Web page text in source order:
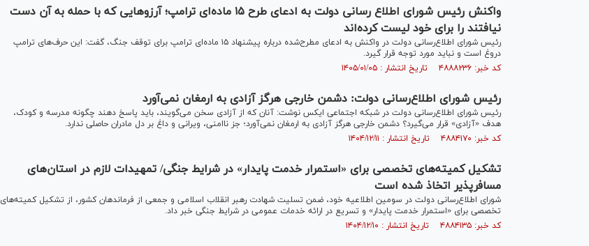
واکنش رئیس شورای اطلاع رسانی دولت به ادعای طرح ۱۵ ماده‌ای ترامپ؛ آرزو‌هایی که با حمله به آن دست
نیافتند را برای خود لیست کرده‌اند
رئیس شورای اطلاع‌رسانی دولت در واکنش به ادعای مطرح‌شده درباره پیشنهاد ۱۵ ماده‌ای ترامپ برای توقف جنگ، گفت: این حرف‌های ترامپ
دروغ است و نباید مورد توجه قرار گیرد.
کد خبر: ۴۸۸۸۲۳۶ تاریخ انتشار : ۱۴۰۵/۰۱/۰۵
رئیس شورای اطلاع‌رسانی دولت: دشمن خارجی هرگز آزادی به ارمغان نمی‌آورد
رئیس شورای اطلاع‌رسانی دولت در شبکه اجتماعی ایکس نوشت: آنان که از آزادی سخن می‌گویند، باید پاسخ دهند چگونه مدرسه و کودک،
هدف «آزادی» قرار می‌گیرد؟ دشمن خارجی هرگز آزادی به ارمغان نمی‌آورد؛ جز ناامنی، ویرانی و داغ بر دل مادران حاصلی ندارد.
کد خبر: ۴۸۸۴۱۷۰ تاریخ انتشار : ۱۴۰۴/۱۲/۱۱
تشکیل کمیته‌های تخصصی برای «استمرار خدمت پایدار» در شرایط جنگی/ تمهیدات لازم در استان‌های
مسافرپذیر اتخاذ شده است
شورای اطلاع‌رسانی دولت در سومین اطلاعیه خود، ضمن تسلیت شهادت رهبر انقلاب اسلامی و جمعی از فرماندهان کشور، از تشکیل کمیته‌های
تخصصی برای «استمرار خدمت پایدار» و تسریع در ارائه خدمات عمومی در شرایط جنگی خبر داد.
کد خبر: ۴۸۸۴۱۳۵ تاریخ انتشار : ۱۴۰۴/۱۲/۱۰